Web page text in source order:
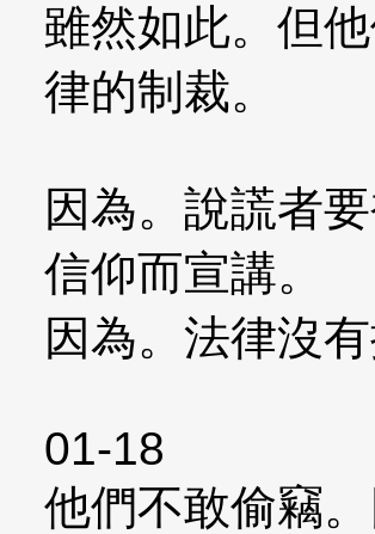
雖然如此。但
律的制裁。
因為。說謊者
信仰而宣講。
因為。法律沒
01-18
他們不敢偷竊